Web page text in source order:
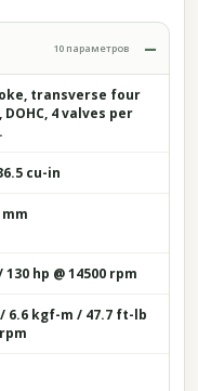
10 параметров
transverse four
4 valves per
cu-in
mm
130 hp @ 14500 rpm
/ 6.6 kgf-m / 47.7 ft-lb